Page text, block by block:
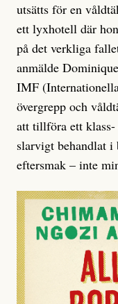
utsätts för en
ett lyxhotell där
på det verkliga
anmälde
IMF
övergrepp och
att tillföra ett
slarvigt behandlat i
eftersmak – inte